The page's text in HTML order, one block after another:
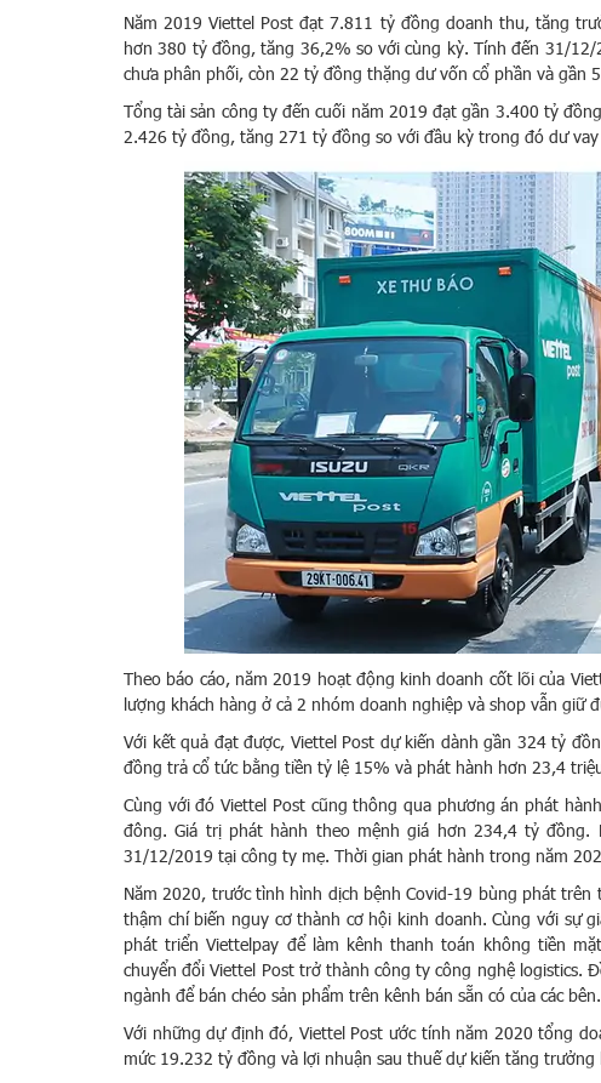
Năm 2019 Viettel Post đạt 7.811 tỷ đồng doanh thu, tăng
hơn 380 tỷ đồng, tăng 36,2% so với cùng kỳ. Tính đến 31/
chưa phân phối, còn 22 tỷ đồng thặng dư vốn cổ phần và
Tổng tài sản công ty đến cuối năm 2019 đạt gần 3.400 tỷ
2.426 tỷ đồng, tăng 271 tỷ đồng so với đầu kỳ trong đó dư
Theo báo cáo, năm 2019 hoạt động kinh doanh cốt lõi của
lượng khách hàng ở cả 2 nhóm doanh nghiệp và shop vẫn giữ
Với kết quả đạt được, Viettel Post dự kiến dành gần 324 tỷ
đồng trả cổ tức bằng tiền tỷ lệ 15% và phát hành hơn 23,4
Cùng với đó Viettel Post cũng thông qua phương án phát
đông. Giá trị phát hành theo mệnh giá hơn 234,4 tỷ đồng.
31/12/2019 tại công ty mẹ. Thời gian phát hành trong năm
Năm 2020, trước tình hình dịch bệnh Covid-19 bùng phát
thậm chí biến nguy cơ thành cơ hội kinh doanh. Cùng với sự
phát triển Viettelpay để làm kênh thanh toán không tiền
chuyển đổi Viettel Post trở thành công ty công nghệ logistics.
ngành để bán chéo sản phẩm trên kênh bán sẵn có của các bên.
Với những dự định đó, Viettel Post ước tính năm 2020 tổng
mức 19.232 tỷ đồng và lợi nhuận sau thuế dự kiến tăng